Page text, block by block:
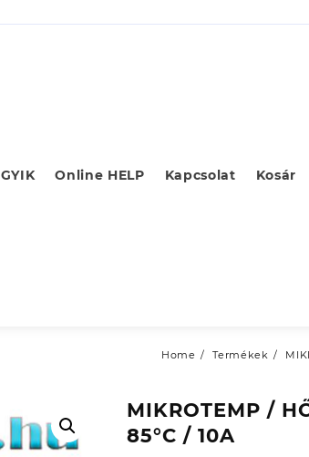
GYIK Online HELP Kapcsolat Kosár
Home Termékek
MIKROTEMP /
85°C / 10A